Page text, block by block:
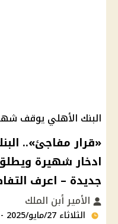
البنك الأهلي يوقف
«قرار مفاجئ»..
ادخار شهيرة ويطلق
جديدة – اعرف
الأمير أبن الملك
الثلاثاء 27/مايو/2025 - 06:27 م